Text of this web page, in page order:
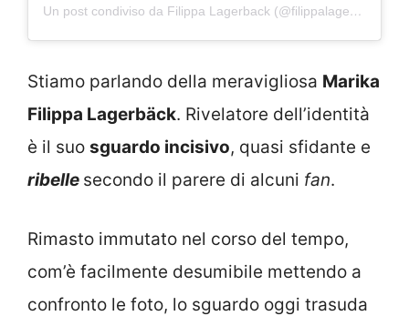
Un post condiviso da Filippa Lagerback (@filippalagerback)
Stiamo parlando della meravigliosa Marika
Filippa Lagerbäck. Rivelatore dell’identità
è il suo sguardo incisivo, quasi sfidante e
ribelle secondo il parere di alcuni fan.
Rimasto immutato nel corso del tempo,
com’è facilmente desumibile mettendo a
confronto le foto, lo sguardo oggi trasuda